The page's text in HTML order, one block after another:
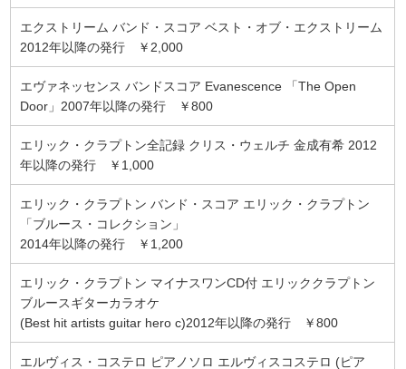
エクストリーム バンド・スコア ベスト・オブ・エクストリーム
2012年以降の発行 ￥2,000
エヴァネッセンス バンドスコア Evanescence 「The Open
Door」2007年以降の発行 ￥800
エリック・クラプトン全記録 クリス・ウェルチ 金成有希 2012
年以降の発行 ￥1,000
エリック・クラプトン バンド・スコア エリック・クラプトン
「ブルース・コレクション」
2014年以降の発行 ￥1,200
エリック・クラプトン マイナスワンCD付 エリッククラプトン
ブルースギターカラオケ
(Best hit artists guitar hero c)2012年以降の発行 ￥800
エルヴィス・コステロ ピアノソロ エルヴィスコステロ (ピア